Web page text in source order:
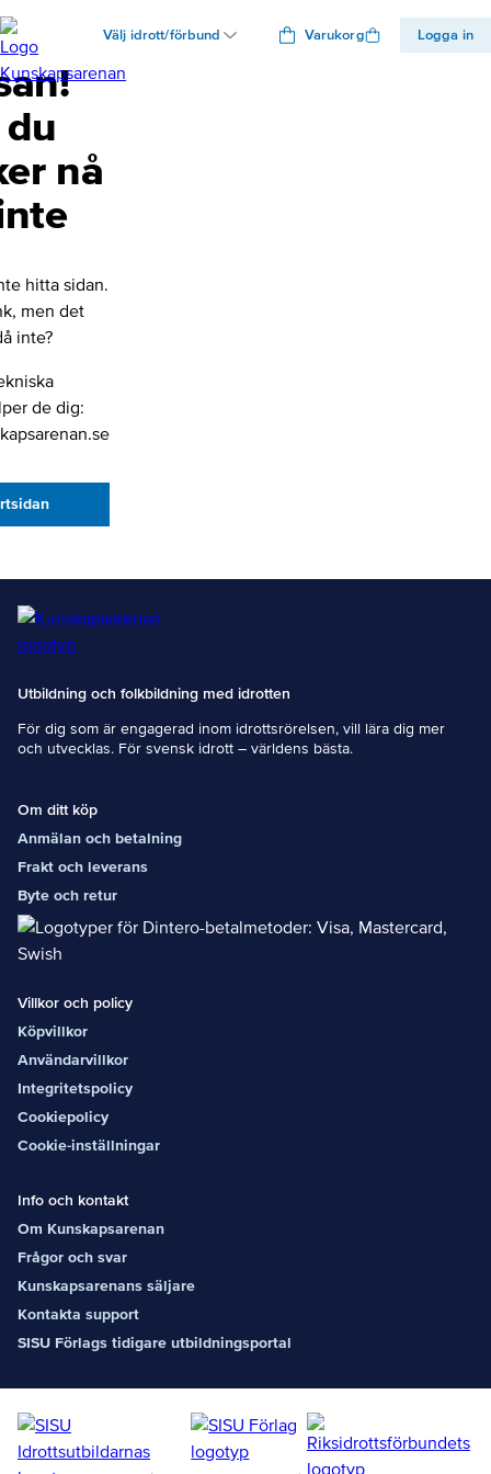
Välj idrott/förbund Varukorg Logga in
nå
hitta sidan.
men det
inte?
de dig:
Utbildning och folkbildning med idrotten
För dig som är engagerad inom idrottsrörelsen, vill lära dig mer
och utvecklas. För svensk idrott – världens bästa.
Om ditt köp
Anmälan och betalning
Frakt och leverans
Byte och retur
Villkor och policy
Köpvillkor
Användarvillkor
Integritetspolicy
Cookiepolicy
Cookie-inställningar
Info och kontakt
Om Kunskapsarenan
Frågor och svar
Kunskapsarenans säljare
Kontakta support
SISU Förlags tidigare utbildningsportal